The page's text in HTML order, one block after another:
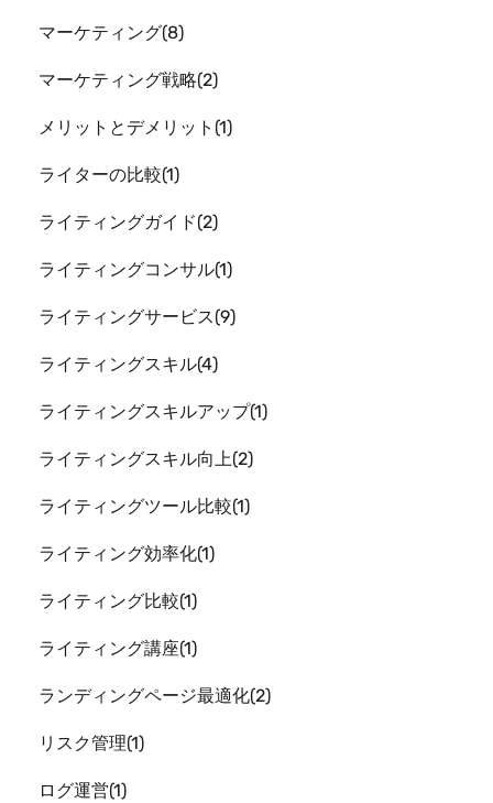
マーケティング 8
マーケティング戦略 2
メリットとデメリット 1
ライターの比較 1
ライティングガイド 2
ライティングコンサル 1
ライティングサービス 9
ライティングスキル 4
ライティングスキルアップ 1
ライティングスキル向上 2
ライティングツール比較 1
ライティング効率化 1
ライティング比較 1
ライティング講座 1
ランディングページ最適化 2
リスク管理 1
ログ運営 1